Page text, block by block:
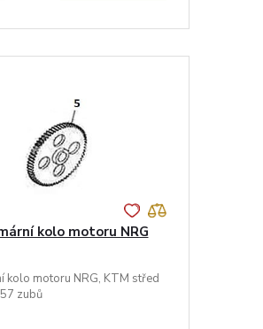
kolo motoru NRG
kolo motoru NRG, KTM střed
zubů